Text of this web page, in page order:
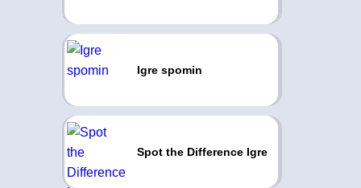
Igre spomin
Spot the Difference Igre